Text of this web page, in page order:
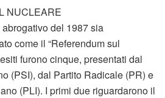
NUCLEARE
del 1987 sia
come il “Referendum sul
furono cinque, presentati dal
(PSI), dal Partito Radicale (PR) e
(PLI). I primi due riguardarono il